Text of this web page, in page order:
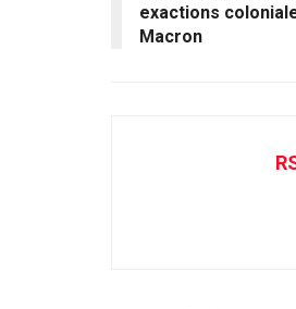
exactions
Macron